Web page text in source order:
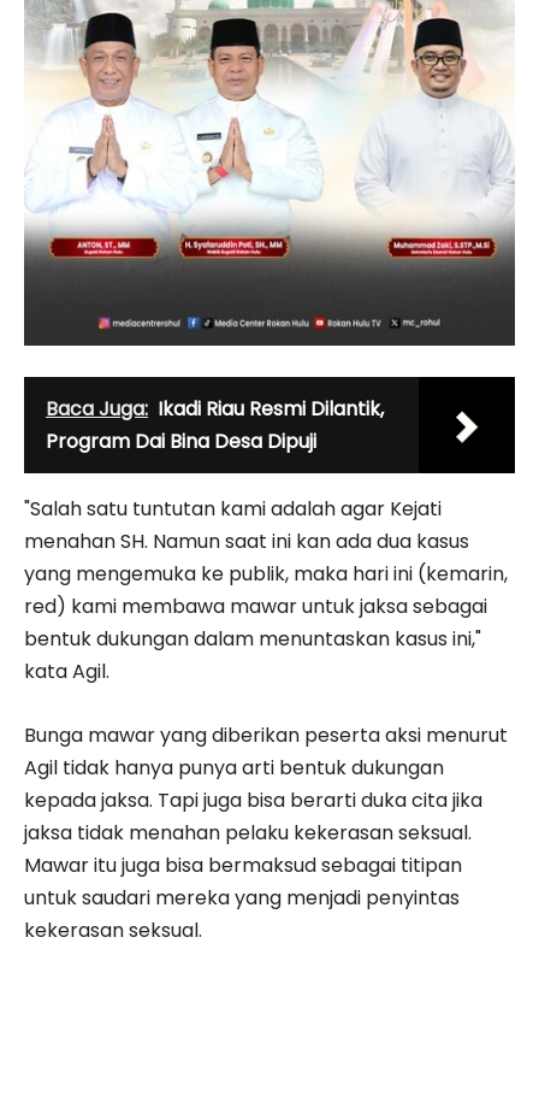
Baca Juga: Ikadi Riau Resmi Dilantik,
Program Dai Bina Desa Dipuji
"Salah satu tuntutan kami adalah agar Kejati
menahan SH. Namun saat ini kan ada dua kasus
yang mengemuka ke publik, maka hari ini (kemarin,
red) kami membawa mawar untuk jaksa sebagai
bentuk dukungan dalam menuntaskan kasus ini,"
kata Agil.
Bunga mawar yang diberikan peserta aksi menurut
Agil tidak hanya punya arti bentuk dukungan
kepada jaksa. Tapi juga bisa berarti duka cita jika
jaksa tidak menahan pelaku kekerasan seksual.
Mawar itu juga bisa bermaksud sebagai titipan
untuk saudari mereka yang menjadi penyintas
kekerasan seksual.